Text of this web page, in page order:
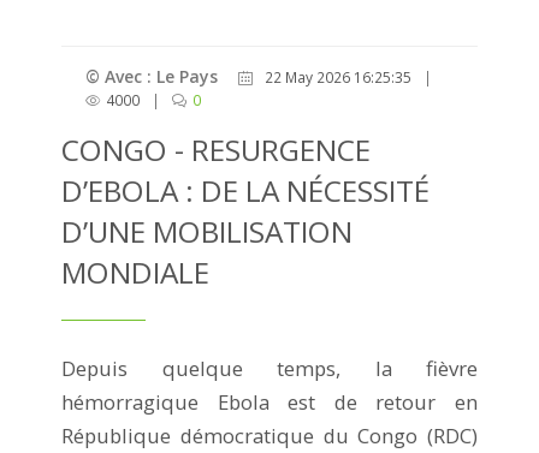
© Avec : Le Pays 22 May 2026 16:25:35
|
4000
| 0
CONGO - RESURGENCE
D’EBOLA : DE LA NÉCESSITÉ
D’UNE MOBILISATION
MONDIALE
Depuis quelque temps, la fièvre
hémorragique Ebola est de retour en
République démocratique du Congo (RDC)